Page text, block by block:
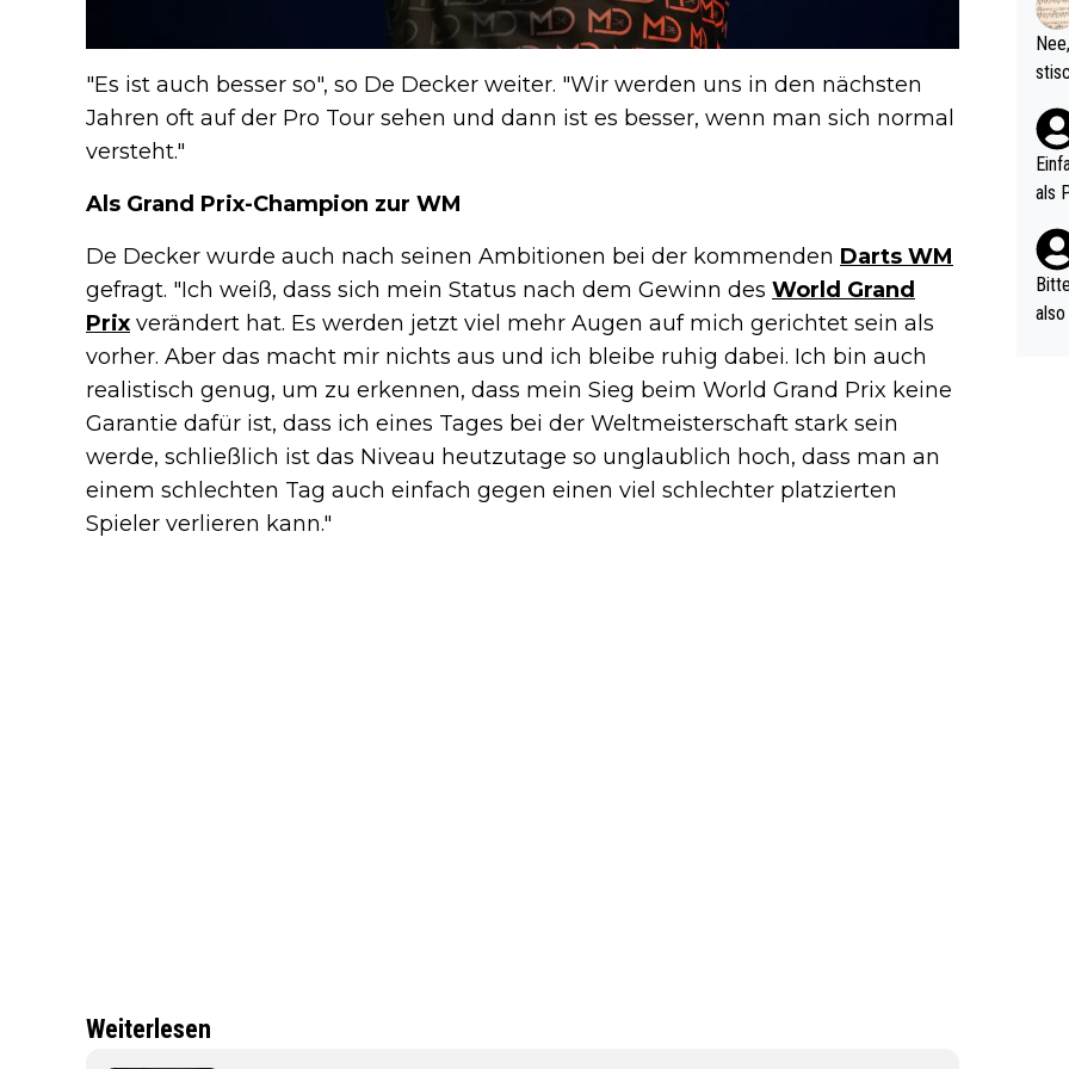
"Es ist auch besser so", so De Decker weiter. "Wir werden uns in den nächsten
Jahren oft auf der Pro Tour sehen und dann ist es besser, wenn man sich normal
versteht."
Als Grand Prix-Champion zur WM
De Decker wurde auch nach seinen Ambitionen bei der kommenden Darts WM
gefragt. "Ich weiß, dass sich mein Status nach dem Gewinn des World Grand
Prix verändert hat. Es werden jetzt viel mehr Augen auf mich gerichtet sein als
vorher. Aber das macht mir nichts aus und ich bleibe ruhig dabei. Ich bin auch
realistisch genug, um zu erkennen, dass mein Sieg beim World Grand Prix keine
Garantie dafür ist, dass ich eines Tages bei der Weltmeisterschaft stark sein
werde, schließlich ist das Niveau heutzutage so unglaublich hoch, dass man an
einem schlechten Tag auch einfach gegen einen viel schlechter platzierten
Spieler verlieren kann."
Weiterlesen
(in
als
nes
ttler
vV
als